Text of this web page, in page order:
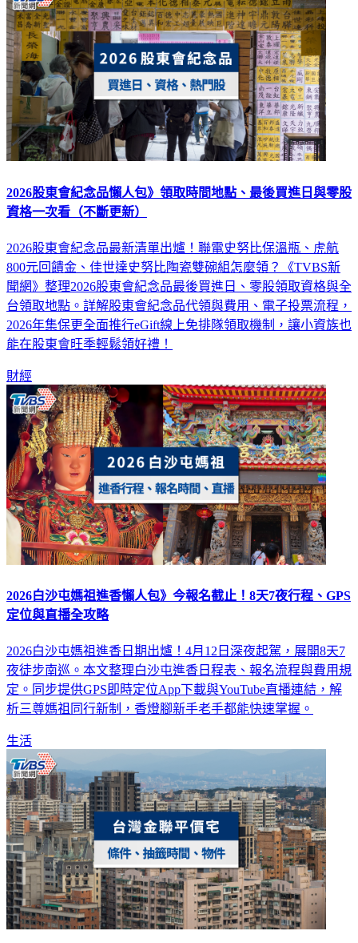
2026股東會紀念品懶人包》領取時間地點、最後買進日與零股
2026股東會紀念品最新清單出爐！聯電史努比保溫瓶、虎航
800元回饋金、佳世達史努比陶瓷雙碗組怎麼領？《TVBS新
聞網》整理2026股東會紀念品最後買進日、零股領取資格與全
台領取地點。詳解股東會紀念品代領與費用、電子投票流程，
2026年集保更全面推行eGift線上免排隊領取機制，讓小資族也
財經
2026白沙屯媽祖進香懶人包》今報名截止！8天7夜行程、GPS
2026白沙屯媽祖進香日期出爐！4月12日深夜起駕，展開8天7
夜徒步南巡。本文整理白沙屯進香日程表、報名流程與費用規
定。同步提供GPS即時定位App下載與YouTube直播連結，解
生活